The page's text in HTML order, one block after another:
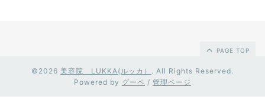
PAGE TOP
©2026 美容院 LUKKA(ルッカ） . All Rights Reserved.
Powered by グーペ / 管理ページ